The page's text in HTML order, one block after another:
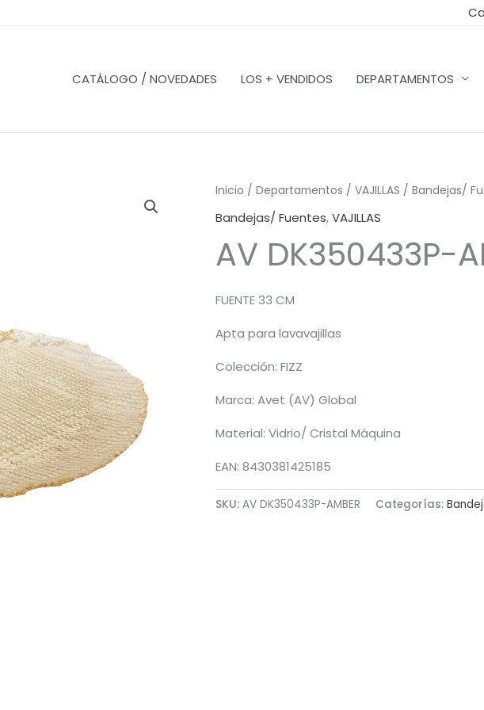
CATÁLOGO / NOVEDADES LOS + VENDIDOS DEPARTAMENTOS
Inicio / Departamentos / VAJILLAS / Bandejas/
Bandejas/ Fuentes,VAJILLAS
AV DK350433P-
FUENTE 33 CM
Apta para lavavajillas
Colección: FIZZ
Marca: Avet (AV) Global
Material: Vidrio/ Cristal Máquina
EAN: 8430381425185
SKU: AV DK350433P-AMBER Categorías: